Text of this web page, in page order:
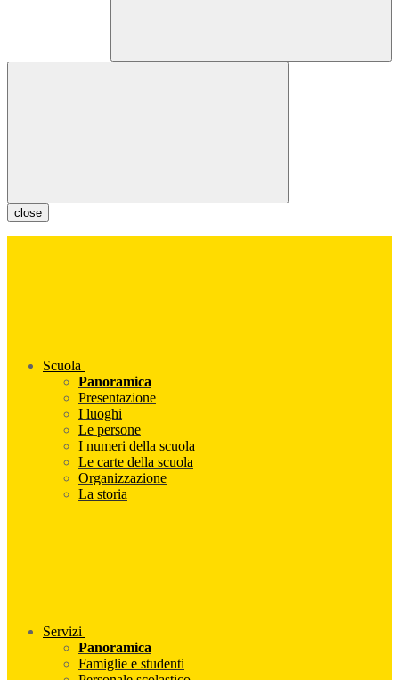
close
Scuola
Panoramica
Presentazione
I luoghi
Le persone
I numeri della scuola
Le carte della scuola
Organizzazione
La storia
Servizi
Panoramica
Famiglie e studenti